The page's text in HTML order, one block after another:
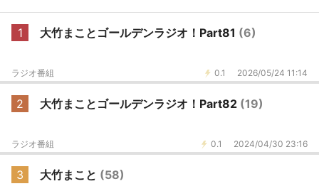
1 大竹まことゴールデンラジオ！Part81 (6)
0.1 2026/05/24 11:14
ラジオ番組
2 大竹まことゴールデンラジオ！Part82 (19)
0.1 2024/04/30 23:16
ラジオ番組
3 大竹まこと (58)